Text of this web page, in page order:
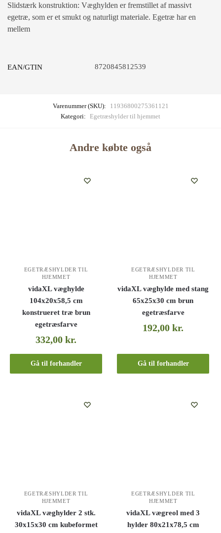
Slidstærk konstruktion: Væghylden er fremstillet af massivt
egetræ, som er et smukt og naturligt materiale. Egetræ har en
mellem
EAN/GTIN 8720845812539
Varenummer (SKU):
11936800275361121
Kategori: Egetræshylder til hjemmet
Andre købte også
EGETRÆSHYLDER TIL
HJEMMET
vidaXL væghylde
104x20x58,5 cm
konstrueret træ brun
egetræsfarve
332,00kr.
Gå til forhandler
EGETRÆSHYLDER TIL
HJEMMET
vidaXL væghylde med stang
65x25x30 cm brun
egetræsfarve
192,00kr.
Gå til forhandler
EGETRÆSHYLDER TIL
HJEMMET
vidaXL væghylder 2 stk.
30x15x30 cm kubeformet
EGETRÆSHYLDER TIL
HJEMMET
vidaXL vægreol med 3
hylder 80x21x78,5 cm